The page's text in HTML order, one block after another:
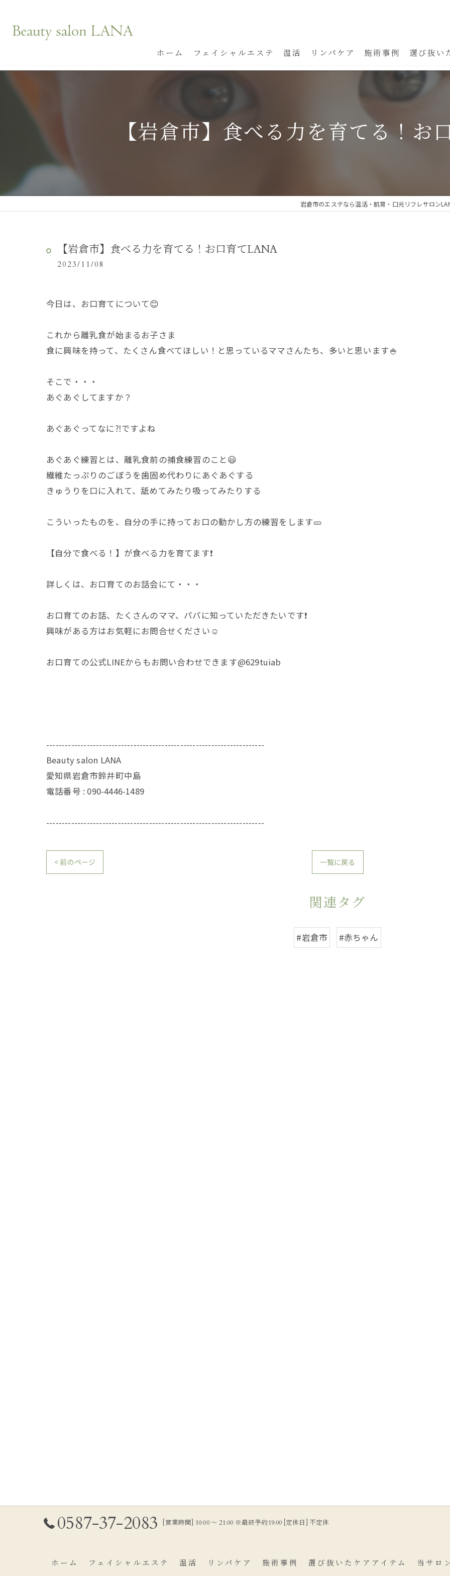
ホーム フェイシャルエステ 温活 リンパケア 施術事例 選び抜い
【岩倉市】食べる力を育てる！お
岩倉市のエステなら温活・肌育・口元リフレサロン
【岩倉市】食べる力を育てる！お口育てLANA
2023/11/08
今日は、お口育てについて😊
これから離乳食が始まるお子さま
食に興味を持って、たくさん食べてほしい！と思っているママさんたち、多いと思います🍚
そこで・・・
あぐあぐしてますか？
あぐあぐってなに⁈ですよね
あぐあぐ練習とは、離乳食前の捕食練習のこと😃
繊維たっぷりのごぼうを歯固め代わりにあぐあぐする
きゅうりを口に入れて、舐めてみたり吸ってみたりする
こういったものを、自分の手に持ってお口の動かし方の練習をします🥒
【自分で食べる！】が食べる力を育てます❗️
詳しくは、お口育てのお話会にて・・・
お口育てのお話、たくさんのママ、パパに知っていただきたいです❗️
興味がある方はお気軽にお問合せください☺️
お口育ての公式LINEからもお問い合わせできます@629tuiab
----------------------------------------------------------------------
Beauty salon LANA
愛知県岩倉市鈴井町中島
電話番号 : 090-4446-1489
----------------------------------------------------------------------
< 前のページ 一覧に戻る
関連タグ
#岩倉市 #赤ちゃん
0587-37-2083 [営業時間] 10:00 〜 21:00 ※最終予約19:00 [定休日] 不定休
ホーム フェイシャルエステ 温活 リンパケア 施術事例 選び抜いたケアアイテム
当サロ